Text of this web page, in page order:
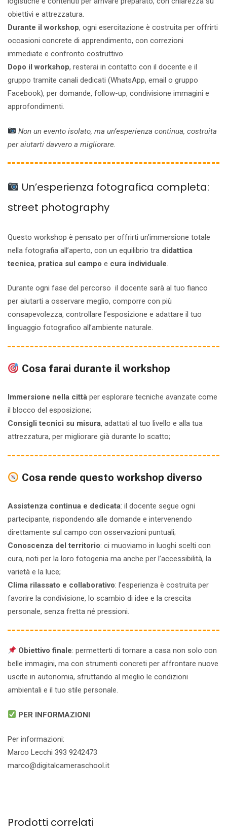
obiettivi e attrezzatura.
Durante il workshop, ogni esercitazione è costruita per offrirti
occasioni concrete di apprendimento, con correzioni
immediate e confronto costruttivo.
Dopo il workshop, resterai in contatto con il docente e il
gruppo tramite canali dedicati (WhatsApp, email o gruppo
Facebook), per domande, follow-up, condivisione immagini e
approfondimenti.
Non un evento isolato, ma un’esperienza continua, costruita
per aiutarti davvero a migliorare.
Un’esperienza fotografica completa:
street photography
Questo workshop è pensato per offrirti un’immersione totale
nella fotografia all’aperto, con un equilibrio tra didattica
tecnica, pratica sul campo e cura individuale.
Durante ogni fase del percorso il docente sarà al tuo fianco
per aiutarti a osservare meglio, comporre con più
consapevolezza, controllare l’esposizione e adattare il tuo
linguaggio fotografico all’ambiente naturale.
Cosa farai durante il workshop
Immersione nella città per esplorare tecniche avanzate come
il blocco del esposizione;
Consigli tecnici su misura, adattati al tuo livello e alla tua
attrezzatura, per migliorare già durante lo scatto;
Cosa rende questo workshop diverso
Assistenza continua e dedicata: il docente segue ogni
partecipante, rispondendo alle domande e intervenendo
direttamente sul campo con osservazioni puntuali;
Conoscenza del territorio: ci muoviamo in luoghi scelti con
cura, noti per la loro fotogenia ma anche per l’accessibilità, la
varietà e la luce;
Clima rilassato e collaborativo: l’esperienza è costruita per
favorire la condivisione, lo scambio di idee e la crescita
personale, senza fretta né pressioni.
Obiettivo finale: permetterti di tornare a casa non solo con
belle immagini, ma con strumenti concreti per affrontare nuove
uscite in autonomia, sfruttando al meglio le condizioni
ambientali e il tuo stile personale.
PER INFORMAZIONI
Per informazioni:
Marco Lecchi 393 9242473
marco@digitalcameraschool.it
Prodotti correlati